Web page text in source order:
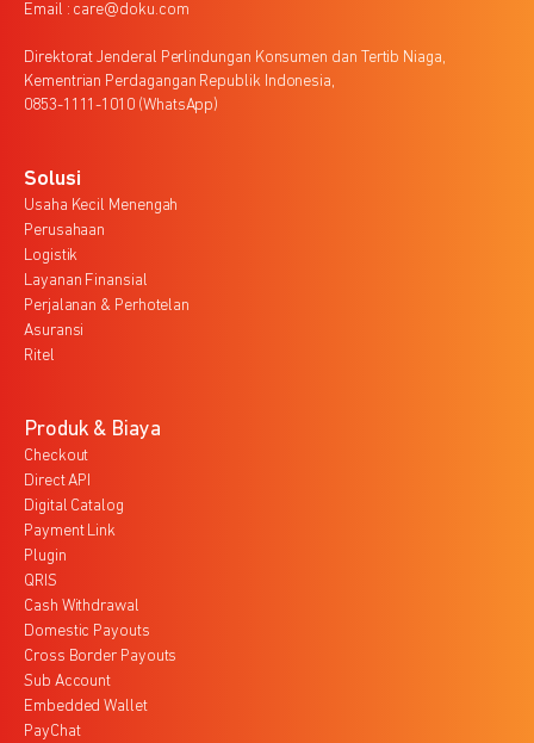
Email : care@doku.com
Direktorat Jenderal Perlindungan Konsumen dan Tertib Niaga,
Kementrian Perdagangan Republik Indonesia,
0853-1111-1010 (WhatsApp)
Solusi
Usaha Kecil Menengah
Perusahaan
Logistik
Layanan Finansial
Perjalanan & Perhotelan
Asuransi
Ritel
Produk & Biaya
Checkout
Direct API
Digital Catalog
Payment Link
Plugin
QRIS
Cash Withdrawal
Domestic Payouts
Cross Border Payouts
Sub Account
Embedded Wallet
PayChat